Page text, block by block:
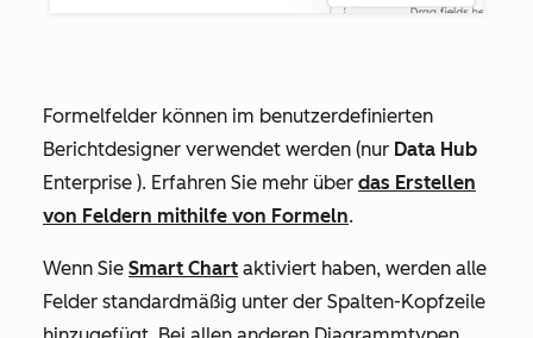
Formelfelder können im benutzerdefinierten
Berichtdesigner verwendet werden (nur Data Hub
Enterprise ). Erfahren Sie mehr über das Erstellen
von Feldern mithilfe von Formeln.
Wenn Sie Smart Chart aktiviert haben, werden alle
Felder standardmäßig unter der Spalten-Kopfzeile